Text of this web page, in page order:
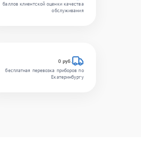
баллов клиентской оценки качества
обслуживания
0 руб.
бесплатная перевозка приборов по
Екатеринбургу